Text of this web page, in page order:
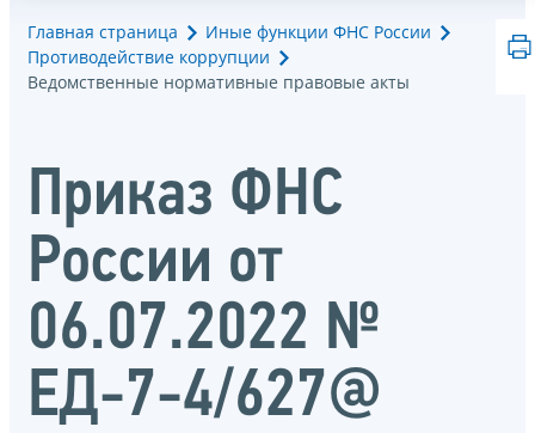
Главная страница
Иные функции ФНС России
Противодействие коррупции
Ведомственные нормативные правовые акты
Приказ ФНС
России от
06.07.2022 №
ЕД-7-4/627@